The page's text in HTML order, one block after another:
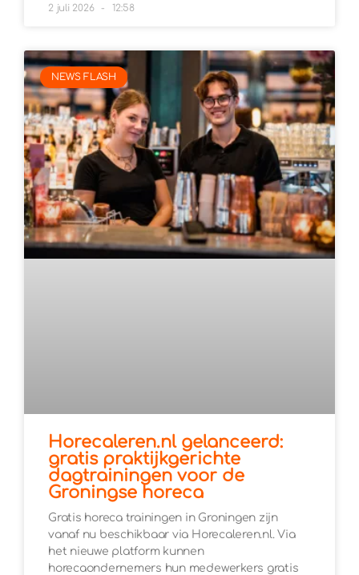
2 juli 2026 12:58
NEWS FLASH
Horecaleren.nl gelanceerd:
gratis praktijkgerichte
dagtrainingen voor de
Groningse horeca
Gratis horeca trainingen in Groningen zijn
vanaf nu beschikbaar via Horecaleren.nl. Via
het nieuwe platform kunnen
horecaondernemers hun medewerkers gratis